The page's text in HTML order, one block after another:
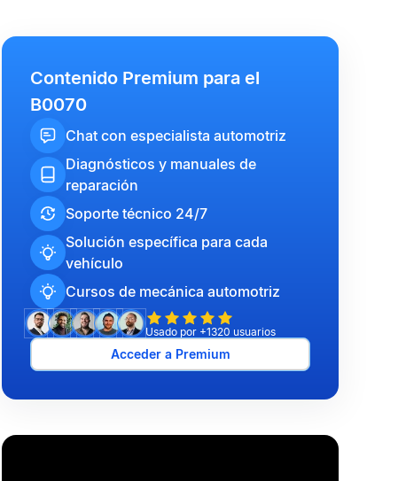
Contenido Premium para el
B0070
Chat con especialista automotriz
Diagnósticos y manuales de
reparación
Soporte técnico 24/7
Solución específica para cada
vehículo
Cursos de mecánica automotriz
Usado por +1320 usuarios
Acceder a Premium